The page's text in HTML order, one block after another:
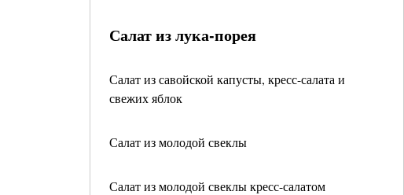
Салат из лука-порея
Салат из савойской капусты, кресс-салата и
свежих яблок
Салат из молодой свеклы
Салат из молодой свеклы кресс-салатом